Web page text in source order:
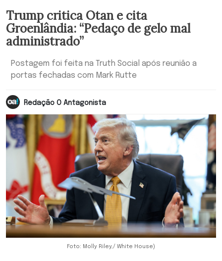
Trump critica Otan e cita
Groenlândia: “Pedaço de gelo mal
administrado”
Postagem foi feita na Truth Social após reunião a
portas fechadas com Mark Rutte
Redação O Antagonista
Foto: Molly Riley,/ White House)